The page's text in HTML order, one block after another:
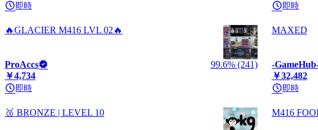
即時 即時
🔥GLACIER M416 LVL 02🔥
ProAccs
99.6% (241)
￥4,734
即時
MAXED
-
￥32,482
即時
🥉 BRONZE | LEVEL 10 M416